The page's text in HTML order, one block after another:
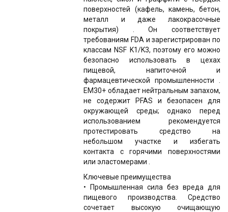
поверхностей (кафель, камень, бетон,
металл и даже лакокрасочные
покрытия) . Он соответствует
требованиям FDA и зарегистрирован по
классам NSF K1/K3, поэтому его можно
безопасно использовать в цехах
пищевой, напиточной и
фармацевтической промышленности .
EM30+ обладает нейтральным запахом,
не содержит PFAS и безопасен для
окружающей среды; однако перед
использованием рекомендуется
протестировать средство на
небольшом участке и избегать
контакта с горячими поверхностями
или эластомерами .
Ключевые преимущества
• Промышленная сила без вреда для
пищевого производства. Средство
сочетает высокую очищающую